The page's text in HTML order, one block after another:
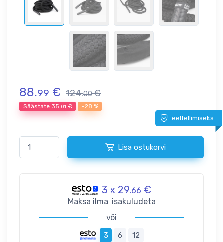
88.99 € 124.00€
Säästate 35.01 € -28 %
eeltellimiseks
Lisa ostukorvi
3 x 29.66 €
Maksa ilma lisakuludeta
või
3 6 12